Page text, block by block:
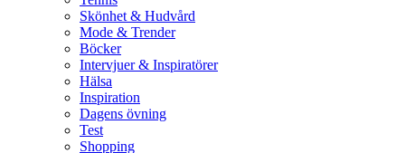
Skönhet & Hudvård
Mode & Trender
Böcker
Intervjuer & Inspiratörer
Hälsa
Inspiration
Dagens övning
Test
Shopping